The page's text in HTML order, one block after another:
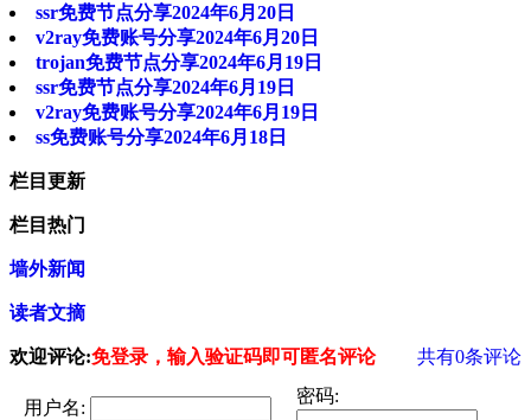
ssr免费节点分享2024年6月20日
v2ray免费账号分享2024年6月20日
trojan免费节点分享2024年6月19日
ssr免费节点分享2024年6月19日
v2ray免费账号分享2024年6月19日
ss免费账号分享2024年6月18日
栏目更新
栏目热门
墙外新闻
读者文摘
欢迎评论:免登录，输入验证码即可匿名评论 共有0条评论
用户名:
密码: